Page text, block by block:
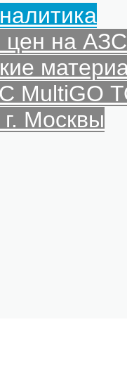
цен на
MultiGO
Москвы